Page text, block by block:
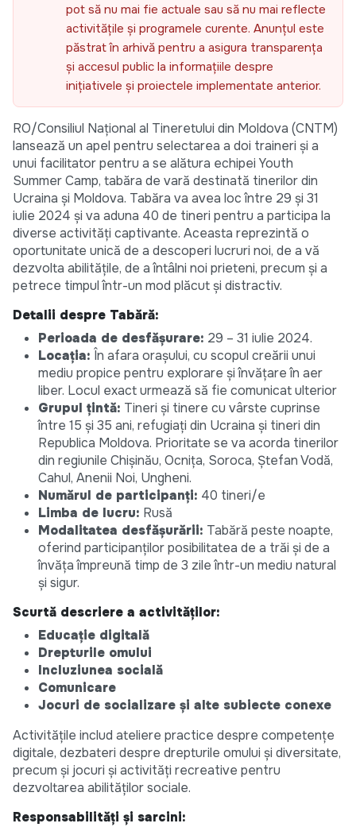
pot să nu mai fie actuale sau să nu mai reflecte
activitățile și programele curente. Anunțul este
păstrat în arhivă pentru a asigura transparența
și accesul public la informațiile despre
inițiativele și proiectele implementate anterior.
RO/Consiliul Național al Tineretului din Moldova (CNTM)
lansează un apel pentru selectarea a doi traineri și a
unui facilitator pentru a se alătura echipei Youth
Summer Camp, tabăra de vară destinată tinerilor din
Ucraina și Moldova. Tabăra va avea loc între 29 și 31
iulie 2024 și va aduna 40 de tineri pentru a participa la
diverse activități captivante. Aceasta reprezintă o
oportunitate unică de a descoperi lucruri noi, de a vă
dezvolta abilitățile, de a întâlni noi prieteni, precum și a
petrece timpul într-un mod plăcut și distractiv.
Detalii despre Tabără:
Perioada de desfășurare: 29 – 31 iulie 2024.
Locația: În afara orașului, cu scopul creării unui
mediu propice pentru explorare și învățare în aer
liber. Locul exact urmează să fie comunicat ulterior
Grupul țintă: Tineri și tinere cu vârste cuprinse
între 15 și 35 ani, refugiați din Ucraina și tineri din
Republica Moldova. Prioritate se va acorda tinerilor
din regiunile Chișinău, Ocnița, Soroca, Ștefan Vodă,
Cahul, Anenii Noi, Ungheni.
Numărul de participanți: 40 tineri/e
Limba de lucru: Rusă
Modalitatea desfășurării: Tabără peste noapte,
oferind participanților posibilitatea de a trăi și de a
învăța împreună timp de 3 zile într-un mediu natural
și sigur.
Scurtă descriere a activităților:
Educație digitală
Drepturile omului
Incluziunea socială
Comunicare
Jocuri de socializare și alte subiecte conexe
Activitățile includ ateliere practice despre competențe
digitale, dezbateri despre drepturile omului și diversitate,
precum și jocuri și activități recreative pentru
dezvoltarea abilităților sociale.
Responsabilități și sarcini: